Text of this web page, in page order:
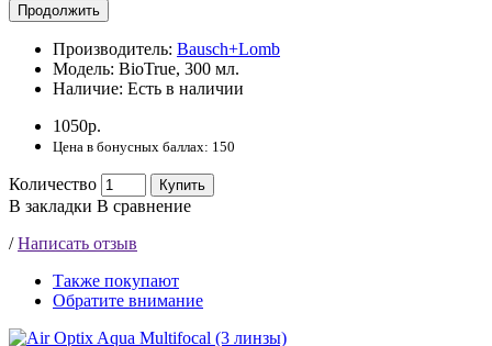
Продолжить
Производитель: Bausch+Lomb
Модель: BioTrue, 300 мл.
Наличие: Есть в наличии
1050р.
Цена в бонусных баллах: 150
Количество Купить
В закладки В сравнение
/Написать отзыв
Также покупают
Обратите внимание